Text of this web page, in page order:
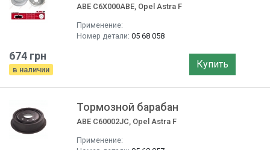
ABE C6X000ABE, Opel Astra F
Применение:
Номер детали: 05 68 058
674 грн
в наличии Купить
Тормозной барабан
ABE C60002JC, Opel Astra F
Применение: